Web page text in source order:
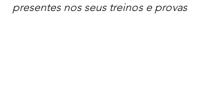
presentes nos seus treinos e provas